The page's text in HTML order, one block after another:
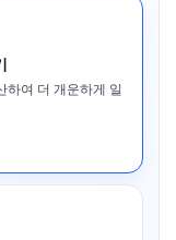
하여 더 개운하게 일